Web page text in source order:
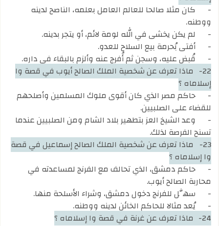
-
كان مثلا صالحا للعالم العامل بعلمه، الناصح لدينه
ووطنه.
-
لم يكن يخشى في الله لومة لائم، أو يتجر بدينه.
-
أفتى بُحرمة بيع السلاح للعدو.
-
قُبض عليه، وسجن ثم أُفرج عنه وألزم بالبقاء في داره.
22-
ماذا تعرف عن شخصية الملك الصالح أيوب في قصة وا
إسلاماه ؟
-
حاكم مصر الذي كان أقوى ملوك المسلمين وأصلحهم
للقضاء على الصلبيين.
-
وعد الشيخ العز بتطهير بلاد الشام ومن الصلبيين عندما
تسنح الفرصة لذلك.
23-
ماذا تعرف عن شخصية الملك الصالح إسماعيل في قصة
وا إسلاماه ؟
-
حاكم دمشق، الذي تحالف مع الفرنج لمساعدته في
محاربة الصالح أيوب.
-
سهَّل للفرنج دخول دمشق، وشراء الأسلحة منها.
-
يُعد مثالا للحاكم الخائن لدينه ووطنه.
24-
ماذا تعرف عن غرنة في قصة وا إسلاماه ؟